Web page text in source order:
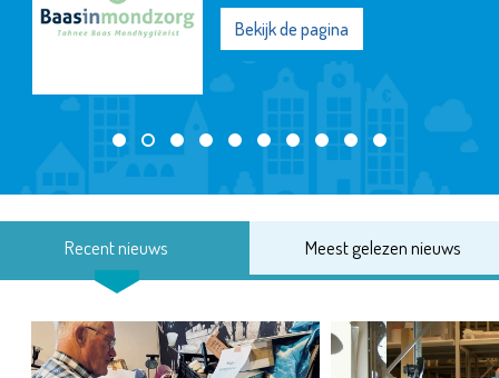
Bekijk de pagina
Recent nieuws Meest gelezen nieuws